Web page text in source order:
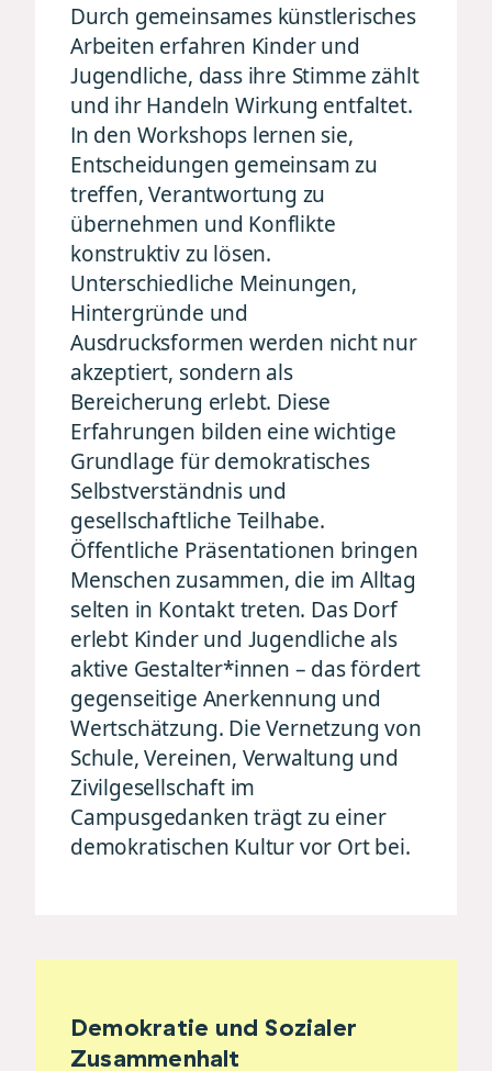
Durch gemeinsames künstlerisches
Arbeiten erfahren Kinder und
Jugendliche, dass ihre Stimme zählt
und ihr Handeln Wirkung entfaltet.
In den Workshops lernen sie,
Entscheidungen gemeinsam zu
treffen, Verantwortung zu
übernehmen und Konflikte
konstruktiv zu lösen.
Unterschiedliche Meinungen,
Hintergründe und
Ausdrucksformen werden nicht nur
akzeptiert, sondern als
Bereicherung erlebt. Diese
Erfahrungen bilden eine wichtige
Grundlage für demokratisches
Selbstverständnis und
gesellschaftliche Teilhabe.
Öffentliche Präsentationen bringen
Menschen zusammen, die im Alltag
selten in Kontakt treten. Das Dorf
erlebt Kinder und Jugendliche als
aktive Gestalter*innen – das fördert
gegenseitige Anerkennung und
Wertschätzung. Die Vernetzung von
Schule, Vereinen, Verwaltung und
Zivilgesellschaft im
Campusgedanken trägt zu einer
demokratischen Kultur vor Ort bei.
Demokratie und Sozialer
Zusammenhalt